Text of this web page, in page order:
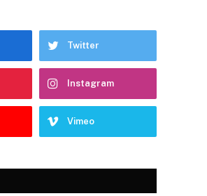
Twitter
Instagram
Vimeo